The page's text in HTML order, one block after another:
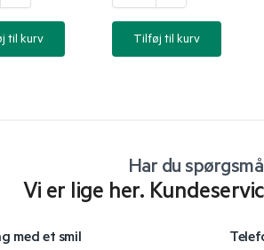
til kurv Tilføj til kurv
Har du
Vi er lige her.
med et smil